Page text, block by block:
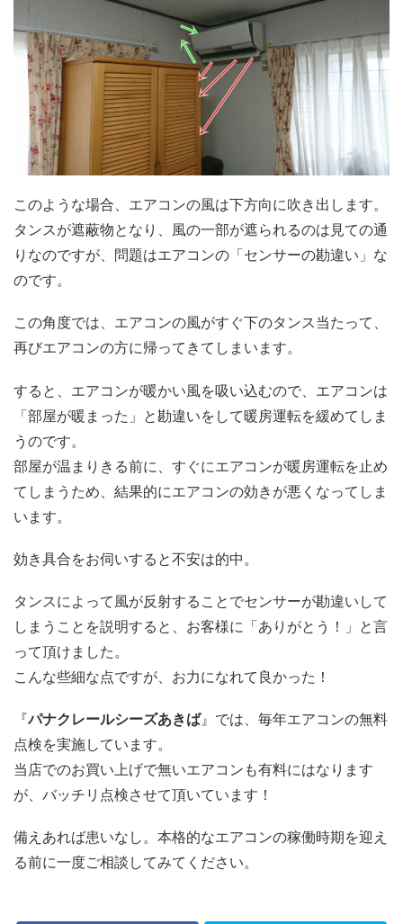
このような場合、エアコンの風は下方向に吹き出します。
タンスが遮蔽物となり、風の一部が遮られるのは見ての通
りなのですが、問題はエアコンの「センサーの勘違い」な
のです。
この角度では、エアコンの風がすぐ下のタンス当たって、
再びエアコンの方に帰ってきてしまいます。
すると、エアコンが暖かい風を吸い込むので、エアコンは
「部屋が暖まった」と勘違いをして暖房運転を緩めてしま
うのです。
部屋が温まりきる前に、すぐにエアコンが暖房運転を止め
てしまうため、結果的にエアコンの効きが悪くなってしま
います。
効き具合をお伺いすると不安は的中。
タンスによって風が反射することでセンサーが勘違いして
しまうことを説明すると、お客様に「ありがとう！」と言
って頂けました。
こんな些細な点ですが、お力になれて良かった！
『パナクレールシーズあきば』では、毎年エアコンの無料
点検を実施しています。
当店でのお買い上げで無いエアコンも有料にはなります
が、バッチリ点検させて頂いています！
備えあれば患いなし。本格的なエアコンの稼働時期を迎え
る前に一度ご相談してみてください。